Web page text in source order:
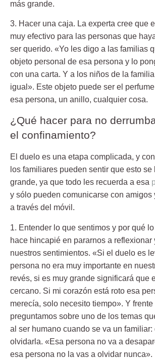
más grande.
3. Hacer una caja. La experta cree que
muy efectivo para las personas que
ser querido. «Yo les digo a las familias
objeto personal de esa persona y lo
con una carta. Y a los niños de la
igual». Este objeto puede ser el
esa persona, un anillo, cualquier cosa.
¿Qué hacer para no
el confinamiento?
El duelo es una etapa complicada, y
los familiares pueden sentir que esto se
grande, ya que todo les recuerda a esa
y sólo pueden comunicarse con amigos
a través del móvil.
1. Entender lo que sentimos y por qué
hace hincapié en pararnos a reflexionar
nuestros sentimientos. «Si el duelo es
persona no era muy importante en
revés, si es muy grande significará que
cercano. Si mi corazón está roto esa
merecía, solo necesito tiempo». Y frente
preguntamos sobre uno de los temas
al ser humano cuando se va un familiar:
olvidarla. «Esa persona no va a
esa persona no la vas a olvidar nunca».